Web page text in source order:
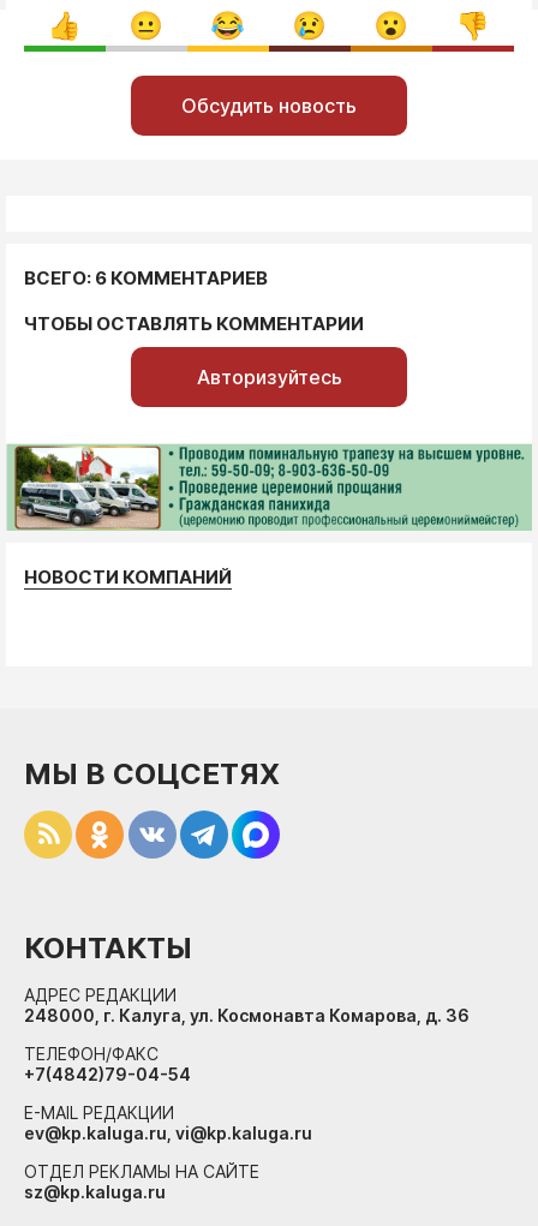
Обсудить новость
ВСЕГО: 6 КОММЕНТАРИЕВ
ЧТОБЫ ОСТАВЛЯТЬ КОММЕНТАРИИ
Авторизуйтесь
НОВОСТИ КОМПАНИЙ
МЫ В СОЦСЕТЯХ
КОНТАКТЫ
АДРЕС РЕДАКЦИИ
248000, г. Калуга, ул. Космонавта Комарова, д. 36
ТЕЛЕФОН/ФАКС
+7(4842)79-04-54
E-MAIL РЕДАКЦИИ
ev@kp.kaluga.ru, vi@kp.kaluga.ru
ОТДЕЛ РЕКЛАМЫ НА САЙТЕ
sz@kp.kaluga.ru